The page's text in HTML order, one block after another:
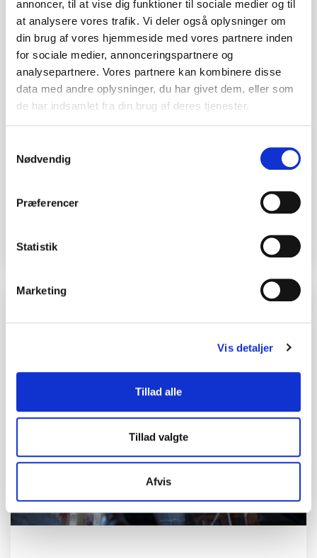
annoncer, til at vise dig funktioner til sociale medier og til
at analysere vores trafik. Vi deler også oplysninger om
din brug af vores hjemmeside med vores partnere inden
for sociale medier, annonceringspartnere og
analysepartnere. Vores partnere kan kombinere disse
data med andre oplysninger, du har givet dem, eller som
de har indsamlet fra din brug af deres tjenester.
Nødvendig
Præferencer
Statistik
Marketing
Vis detaljer
Tillad alle
Tillad valgte
Afvis
Rosenberg Ventilation vinder
“Årets Virksomhed 2023” i
Faaborg-Midtfyn Kommune
Kommune Hos Rosenberg Ventilation er vi
utroligt stolte over at være blevet kåret som
Kommune.